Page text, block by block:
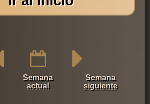
Semana
actual
Semana
siguiente